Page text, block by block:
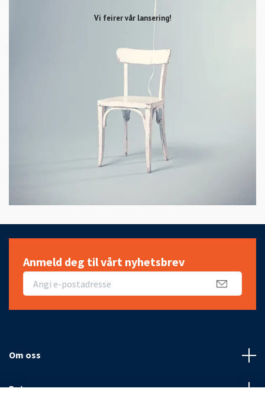
Vi feirer vår lansering!
Anmeld deg til vårt nyhetsbrev
Om oss
Fotmeny